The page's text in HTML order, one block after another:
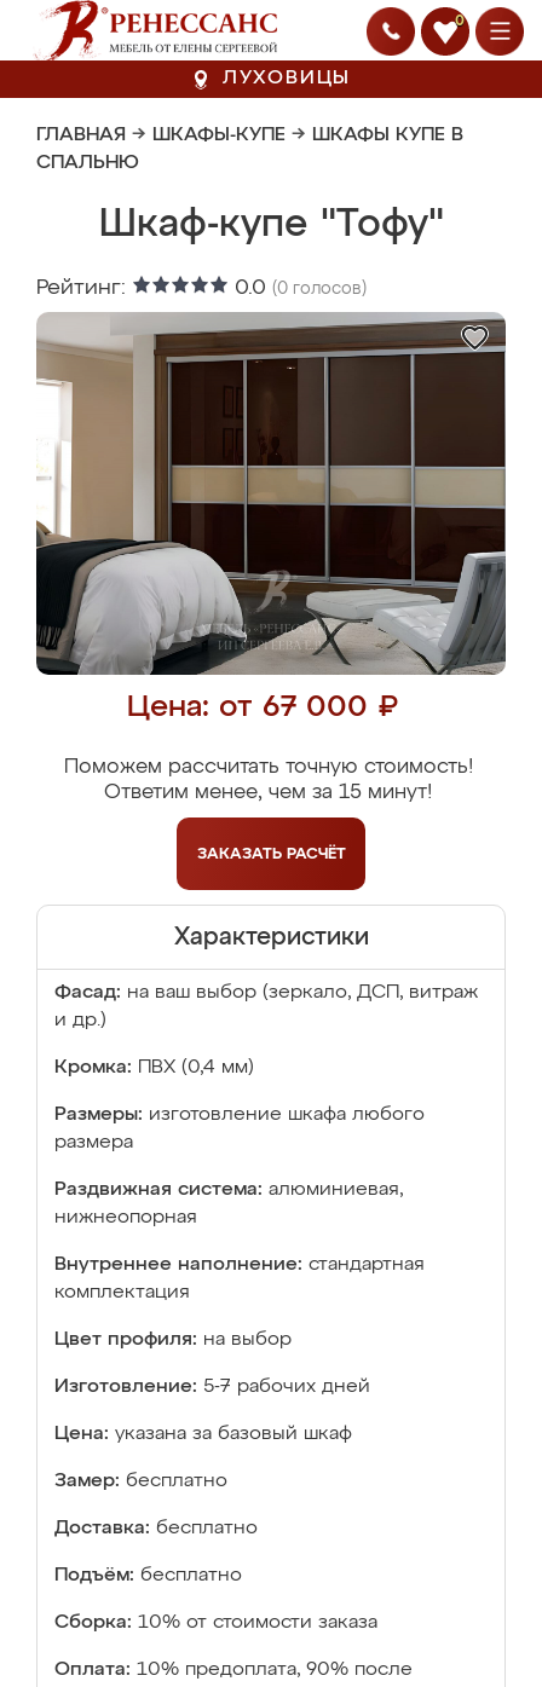
0
ЛУХОВИЦЫ
ГЛАВНАЯ → ШКАФЫ-КУПЕ → ШКАФЫ КУПЕ В
СПАЛЬНЮ
Шкаф-купе "Тофу"
Рейтинг: 0.0 (0 голосов)
Цена: от 67 000 ₽
Поможем рассчитать точную стоимость!
Ответим менее, чем за 15 минут!
ЗАКАЗАТЬ РАСЧЁТ
Характеристики
Фасад: на ваш выбор (зеркало, ДСП, витраж
и др.)
Кромка: ПВХ (0,4 мм)
Размеры: изготовление шкафа любого
размера
Раздвижная система: алюминиевая,
нижнеопорная
Внутреннее наполнение: стандартная
комплектация
Цвет профиля: на выбор
Изготовление: 5-7 рабочих дней
Цена: указана за базовый шкаф
Замер: бесплатно
Доставка: бесплатно
Подъём: бесплатно
Сборка: 10% от стоимости заказа
Оплата: 10% предоплата, 90% после